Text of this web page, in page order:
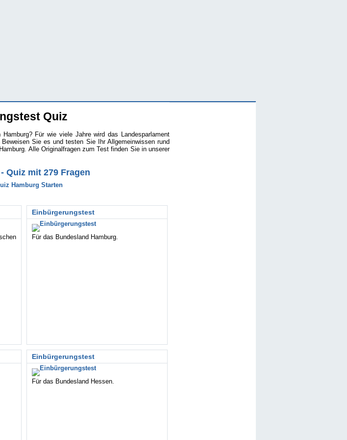
Quiz
Für wie viele Jahre wird das Landesparlament
Sie es und testen Sie Ihr Allgemeinwissen rund
Alle Originalfragen zum Test finden Sie in unserer
Quiz mit 279 Fragen
Einbürgerungstest
Für das Bundesland Hamburg.
Einbürgerungstest
Für das Bundesland Hessen.